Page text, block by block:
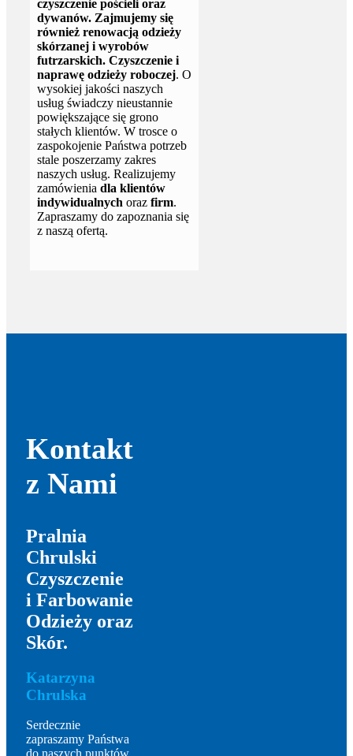
czyszczenie pościeli oraz
dywanów. Zajmujemy się
również renowacją odzieży
skórzanej i wyrobów
futrzarskich. Czyszczenie i
naprawę odzieży roboczej. O
wysokiej jakości naszych
usług świadczy nieustannie
powiększające się grono
stałych klientów. W trosce o
zaspokojenie Państwa potrzeb
stale poszerzamy zakres
naszych usług. Realizujemy
zamówienia dla klientów
indywidualnych oraz firm.
Zapraszamy do zapoznania się
z naszą ofertą.
Kontakt
z Nami
Pralnia
Chrulski
Czyszczenie
i Farbowanie
Odzieży oraz
Skór.
Katarzyna
Chrulska
Serdecznie
zapraszamy Państwa